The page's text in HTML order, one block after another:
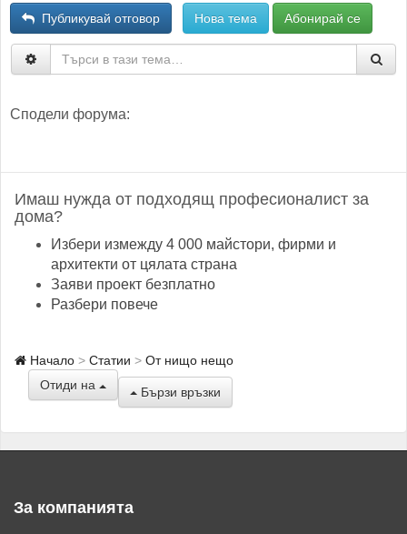
Публикувай отговор Нова тема Абонирай се
Сподели форума:
Имаш нужда от подходящ професионалист за
дома?
Избери измежду 4 000 майстори, фирми и
архитекти от цялата страна
Заяви проект безплатно
Разбери повече
Начало Статии
От нищо нещо
Отиди на
Бързи връзки
За компанията